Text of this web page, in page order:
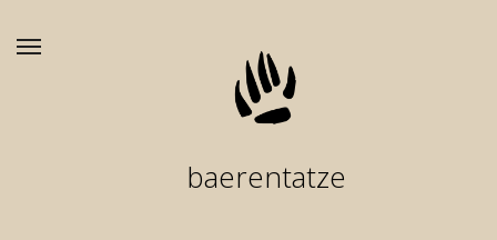
Inhalt
baerentatze